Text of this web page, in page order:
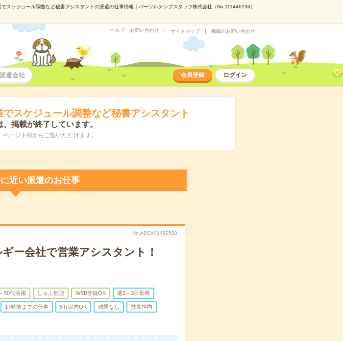
でスケジュール調整など秘書アシスタントの派遣の仕事情報｜パーソルテンプスタッフ株式会社（No.111446236）
ヘルプ・お問い合わせ サイトマップ 掲載のお問い合わせ
遣会社 会員登録 ログイン
でスケジュール調整など秘書アシスタント
掲載が終了しています。
ージ下部からご覧いただけます。
近い派遣のお仕事
No.ADCA01492580
ー会社で営業アシスタント！
50代活躍 しゅふ歓迎 WEB登録OK 週2～3日勤務
17時前までの仕事 5ｈ以内OK 残業なし 扶養控内